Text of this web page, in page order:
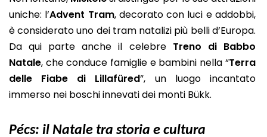
uniche: l’Advent Tram, decorato con luci e addobbi,
è considerato uno dei tram natalizi più belli d’Europa.
Da qui parte anche il celebre Treno di Babbo
Natale, che conduce famiglie e bambini nella “Terra
delle Fiabe di Lillafüred”, un luogo incantato
immerso nei boschi innevati dei monti Bükk.
Pécs: il Natale tra storia e cultura